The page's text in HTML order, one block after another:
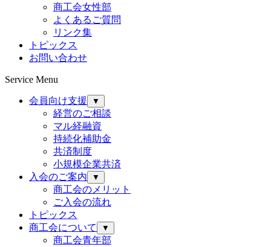
商工会女性部
よくあるご質問
リンク集
トピックス
お問い合わせ
Service Menu
会員向け支援 ▼
経営のご相談
マル経融資
持続化補助金
共済制度
小規模企業共済
入会のご案内
▼
商工会のメリット
ご入会の流れ
トピックス
商工会について
▼
商工会青年部